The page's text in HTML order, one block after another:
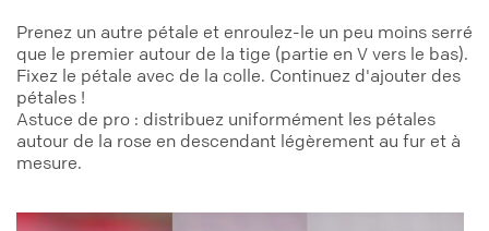
Prenez un autre pétale et enroulez-le un peu moins serré
que le premier autour de la tige (partie en V vers le bas).
Fixez le pétale avec de la colle. Continuez d'ajouter des
pétales !
Astuce de pro : distribuez uniformément les pétales
autour de la rose en descendant légèrement au fur et à
mesure.